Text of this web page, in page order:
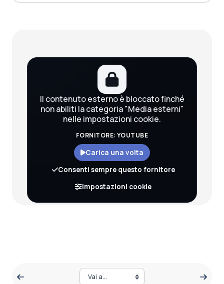
Il contenuto esterno è bloccato finché
non abiliti la categoria "Media esterni"
nelle impostazioni cookie.
FORNITORE: YOUTUBE
Carica una volta
Consenti sempre questo fornitore
Impostazioni cookie
Vai a...